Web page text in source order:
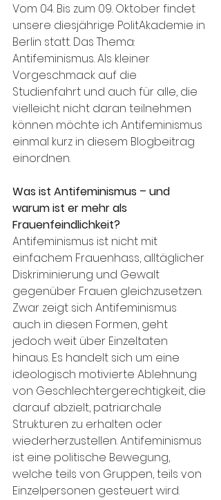
Vom 04. Bis zum 09. Oktober findet
unsere diesjährige PolitAkademie in
Berlin statt. Das Thema:
Antifeminismus. Als kleiner
Vorgeschmack auf die
Studienfahrt und auch für alle, die
vielleicht nicht daran teilnehmen
können möchte ich Antifeminismus
einmal kurz in diesem Blogbeitrag
einordnen.
Was ist Antifeminismus – und
warum ist er mehr als
Frauenfeindlichkeit?
Antifeminismus ist nicht mit
einfachem Frauenhass, alltäglicher
Diskriminierung und Gewalt
gegenüber Frauen gleichzusetzen.
Zwar zeigt sich Antifeminismus
auch in diesen Formen, geht
jedoch weit über Einzeltaten
hinaus. Es handelt sich um eine
ideologisch motivierte Ablehnung
von Geschlechtergerechtigkeit, die
darauf abzielt, patriarchale
Strukturen zu erhalten oder
wiederherzustellen. Antifeminismus
ist eine politische Bewegung,
welche teils von Gruppen, teils von
Einzelpersonen gesteuert wird.